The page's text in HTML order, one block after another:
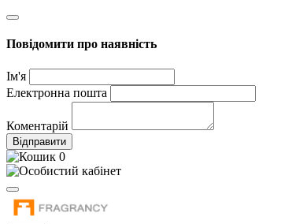
Повідомити про наявність
Ім'я
Електронна пошта
Коментарій
Відправити
0